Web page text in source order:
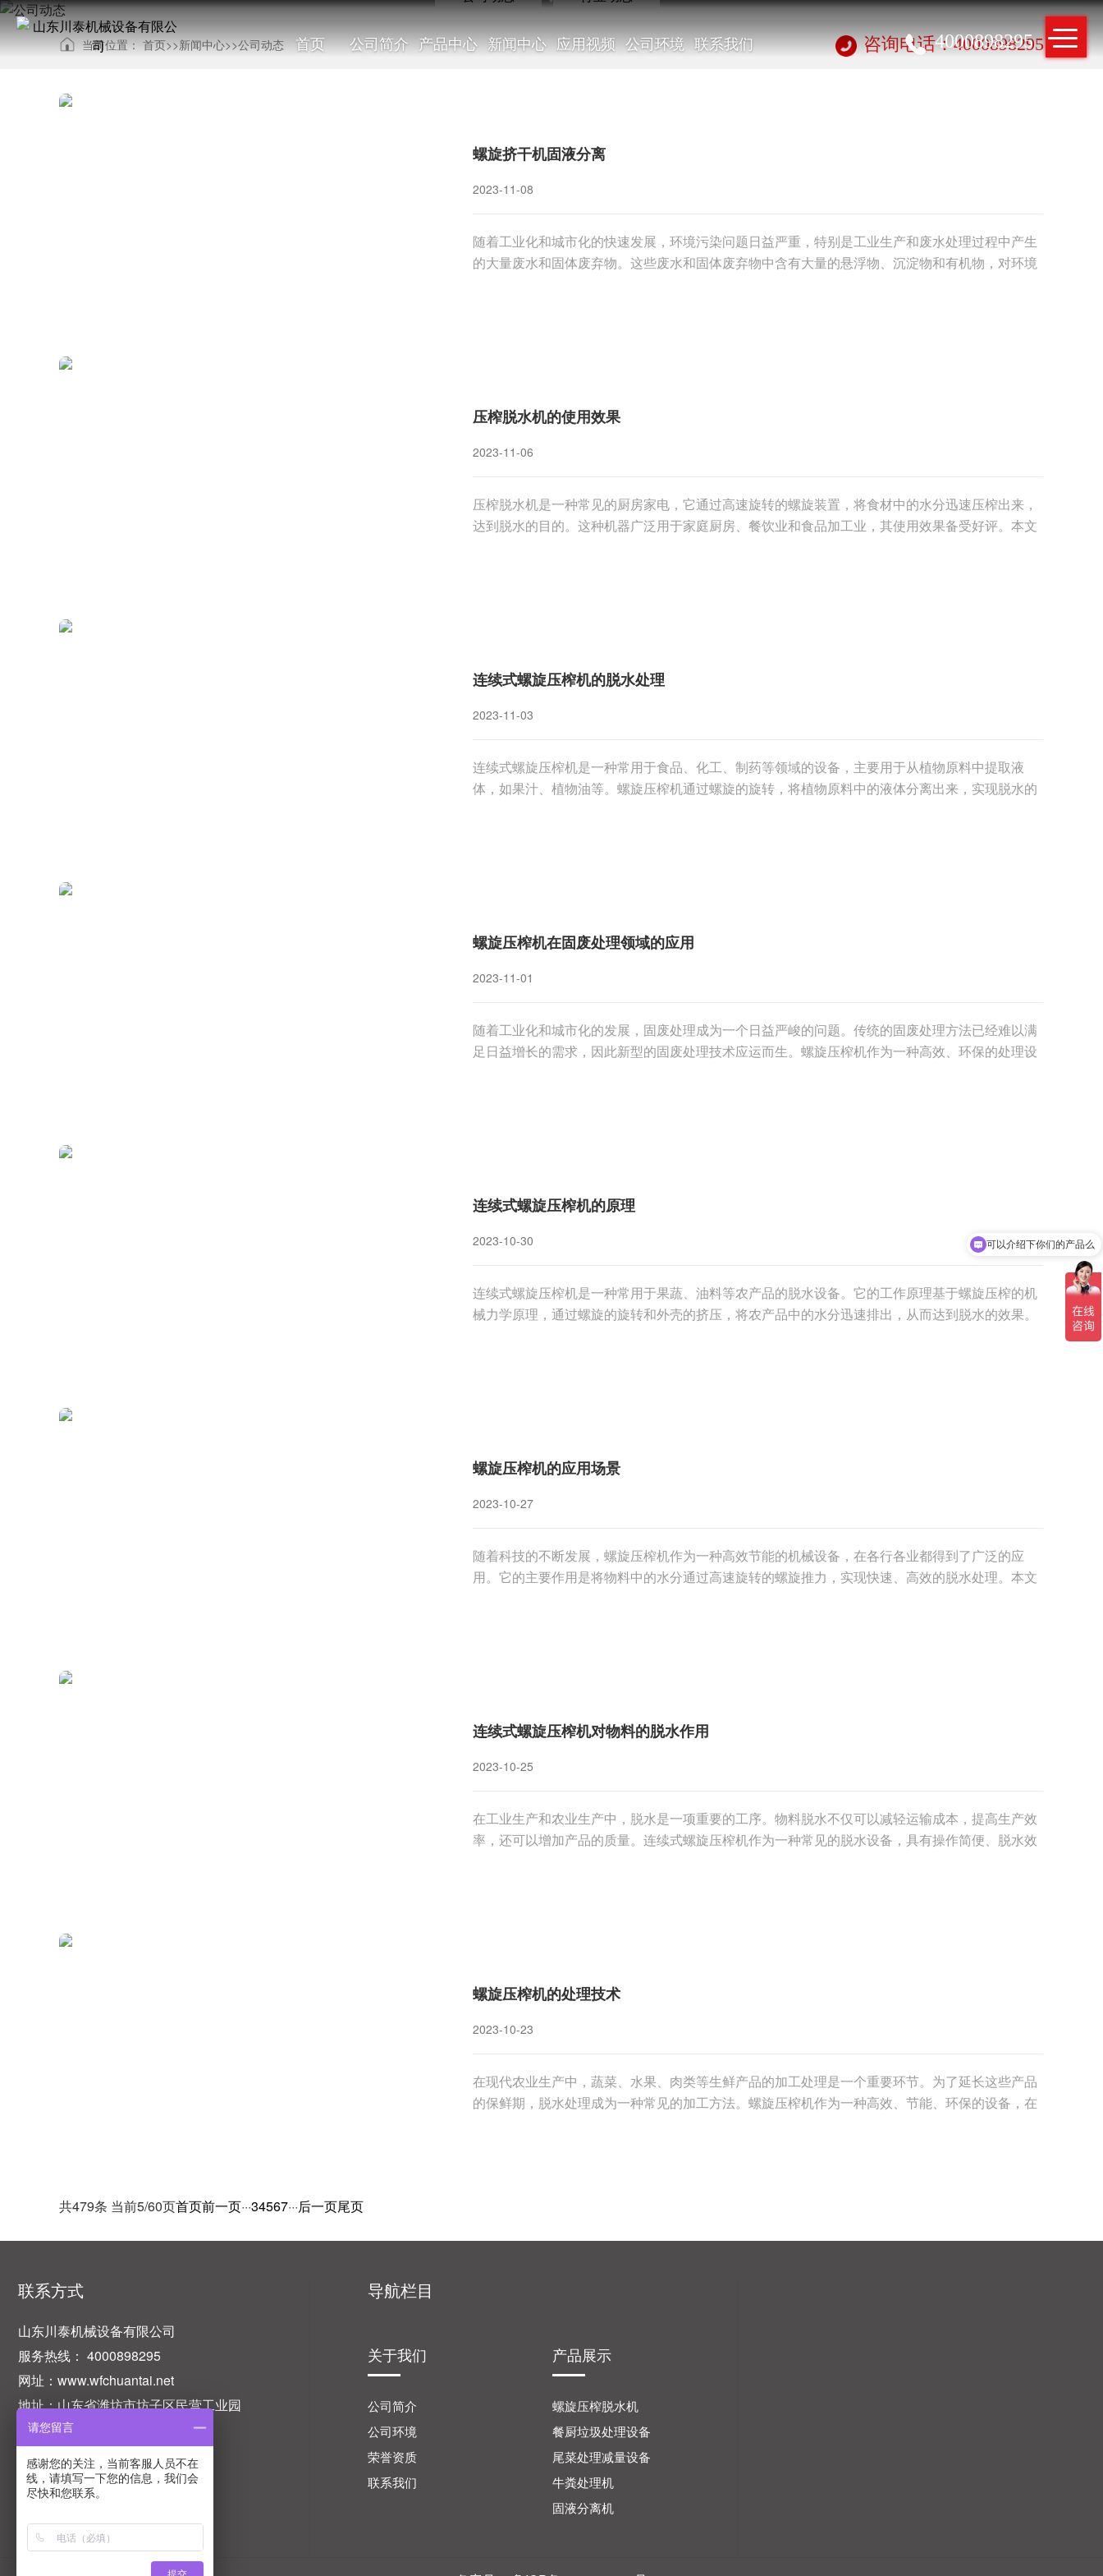
4000898295
首页 公司简介 产品中心 新闻中心 应用视频 公司环境 联系我们
公司动态
NEWS
当前位置：首页>>新闻中心>>公司动态 咨询电话：4000898295
螺旋挤干机固液分离
2023-11-08
随着工业化和城市化的快速发展，环境污染问题日益严重，特别是工业生产和废水处理过程中产生
的大量废水和固体废弃物。这些废水和固体废弃物中含有大量的悬浮物、沉淀物和有机物，对环境
压榨脱水机的使用效果
2023-11-06
压榨脱水机是一种常见的厨房家电，它通过高速旋转的螺旋装置，将食材中的水分迅速压榨出来，
达到脱水的目的。这种机器广泛用于家庭厨房、餐饮业和食品加工业，其使用效果备受好评。本文
连续式螺旋压榨机的脱水处理
2023-11-03
连续式螺旋压榨机是一种常用于食品、化工、制药等领域的设备，主要用于从植物原料中提取液
体，如果汁、植物油等。螺旋压榨机通过螺旋的旋转，将植物原料中的液体分离出来，实现脱水的
螺旋压榨机在固废处理领域的应用
2023-11-01
随着工业化和城市化的发展，固废处理成为一个日益严峻的问题。传统的固废处理方法已经难以满
足日益增长的需求，因此新型的固废处理技术应运而生。螺旋压榨机作为一种高效、环保的处理设
连续式螺旋压榨机的原理
2023-10-30
连续式螺旋压榨机是一种常用于果蔬、油料等农产品的脱水设备。它的工作原理基于螺旋压榨的机
械力学原理，通过螺旋的旋转和外壳的挤压，将农产品中的水分迅速排出，从而达到脱水的效果。
螺旋压榨机的应用场景
2023-10-27
随着科技的不断发展，螺旋压榨机作为一种高效节能的机械设备，在各行各业都得到了广泛的应
用。它的主要作用是将物料中的水分通过高速旋转的螺旋推力，实现快速、高效的脱水处理。本文
连续式螺旋压榨机对物料的脱水作用
2023-10-25
在工业生产和农业生产中，脱水是一项重要的工序。物料脱水不仅可以减轻运输成本，提高生产效
率，还可以增加产品的质量。连续式螺旋压榨机作为一种常见的脱水设备，具有操作简便、脱水效
螺旋压榨机的处理技术
2023-10-23
在现代农业生产中，蔬菜、水果、肉类等生鲜产品的加工处理是一个重要环节。为了延长这些产品
的保鲜期，脱水处理成为一种常见的加工方法。螺旋压榨机作为一种高效、节能、环保的设备，在
共479条 当前5/60页首页前一页···34567···后一页尾页
联系方式
山东川泰机械设备有限公司
服务热线： 4000898295
网址：www.wfchuantai.net
地址：山东省潍坊市坊子区民营工业园
导航栏目
关于我们
公司简介
公司环境
荣誉资质
联系我们
产品展示
螺旋压榨脱水机
餐厨垃圾处理设备
尾菜处理减量设备
牛粪处理机
固液分离机
请您留言
感谢您的关注，当前客服人员不在
线，请填写一下您的信息，我们会
尽快和您联系。